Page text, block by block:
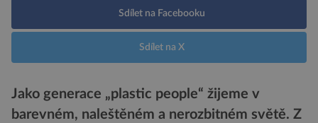
Sdílet na Facebooku
Sdílet na X
Jako generace „plastic people“ žijeme v
barevném, naleštěném a nerozbitném světě. Z